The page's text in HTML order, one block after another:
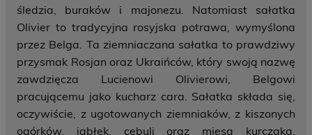
śledzia, buraków i majonezu. Natomiast sałatka
Olivier to tradycyjna rosyjska potrawa, wymyślona
przez Belga. Ta ziemniaczana sałatka to prawdziwy
przysmak Rosjan oraz Ukraińców, który swoją nazwę
zawdzięcza Lucienowi Olivierowi, Belgowi
pracującemu jako kucharz cara. Sałatka składa się,
oczywiście, z ugotowanych ziemniaków, z kiszonych
ogórków, jabłek, cebuli oraz mięsa kurczaka.